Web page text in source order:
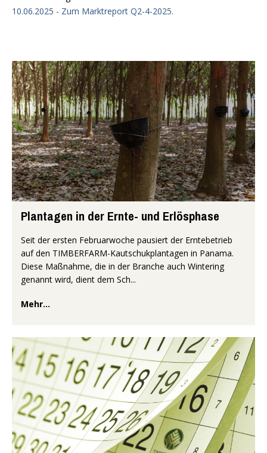
10.06.2025 - Zum Marktreport Q2-4-2025.
Plantagen in der Ernte- und Erlösphase
Seit der ersten Februarwoche pausiert der Erntebetrieb
auf den TIMBERFARM-Kautschukplantagen in Panama.
Diese Maßnahme, die in der Branche auch Wintering
genannt wird, dient dem Sch...
Mehr...